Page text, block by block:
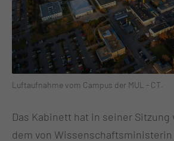
Luftaufnahme vom Campus der MUL - CT.
Das Kabinett hat in seiner Sitzung
dem von Wissenschaftsministerin